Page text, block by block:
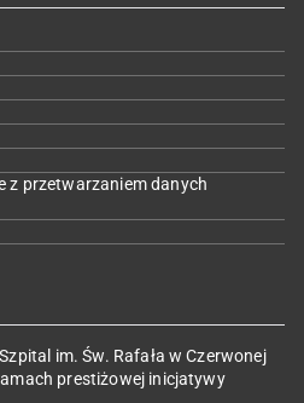
z przetwarzaniem danych
im. Św. Rafała w Czerwonej
prestiżowej inicjatywy